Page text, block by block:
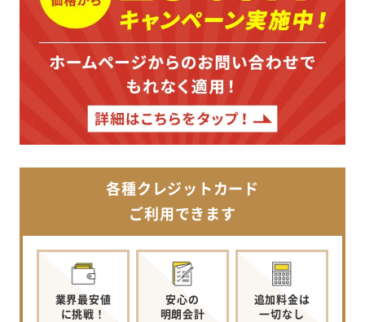
各種クレジットカード
ご利用できます
業界最安値
に挑戦！
安心の
明朗会計
追加料金は
一切なし